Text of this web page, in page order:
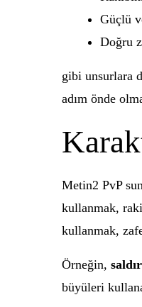
Güçlü
Doğru
gibi unsurlara
adım önde
Metin2 PvP
kullanmak,
kullanmak,
Örneğin,
büyüleri